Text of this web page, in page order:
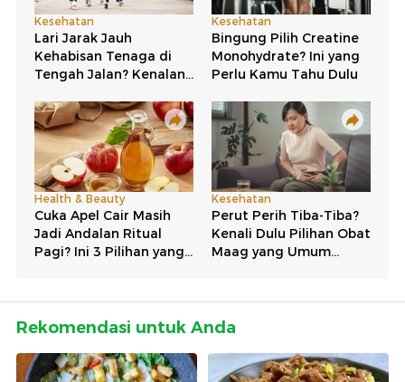
Rekomendasi untuk Anda